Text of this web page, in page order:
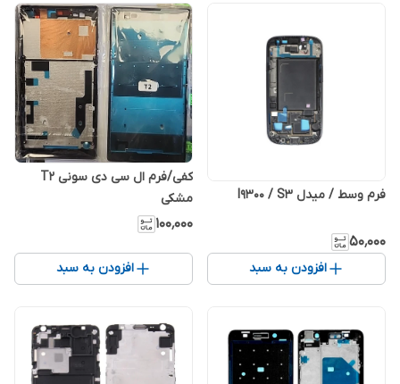
فرم وسط / میدل I9300 / S3
۵۰٬۰۰۰
افزودن به سبد
کفی/فرم ال سی دی سونی T2
مشکی
۱۰۰٬۰۰۰
افزودن به سبد